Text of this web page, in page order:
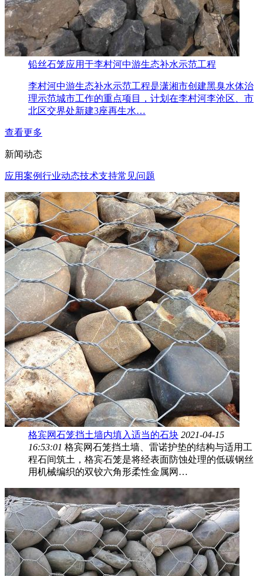
铅丝石笼应用于李村河中游生态补水示范工程
李村河中游生态补水示范工程是潇湘市创建黑臭水体治
理示范城市工作的重点项目，计划在李村河李沧区、市
北区交界处新建3座再生水…
查看更多
新闻动态
应用案例行业动态技术支持常见问题
格宾网石笼挡土墙内填入适当的石块 2021-04-15
16:53:01 格宾网石笼挡土墙、雷诺护垫的结构与适用工
程石间筑土，格宾石笼是将经表面防蚀处理的低碳钢丝
用机械编织的双铰六角形柔性金属网…